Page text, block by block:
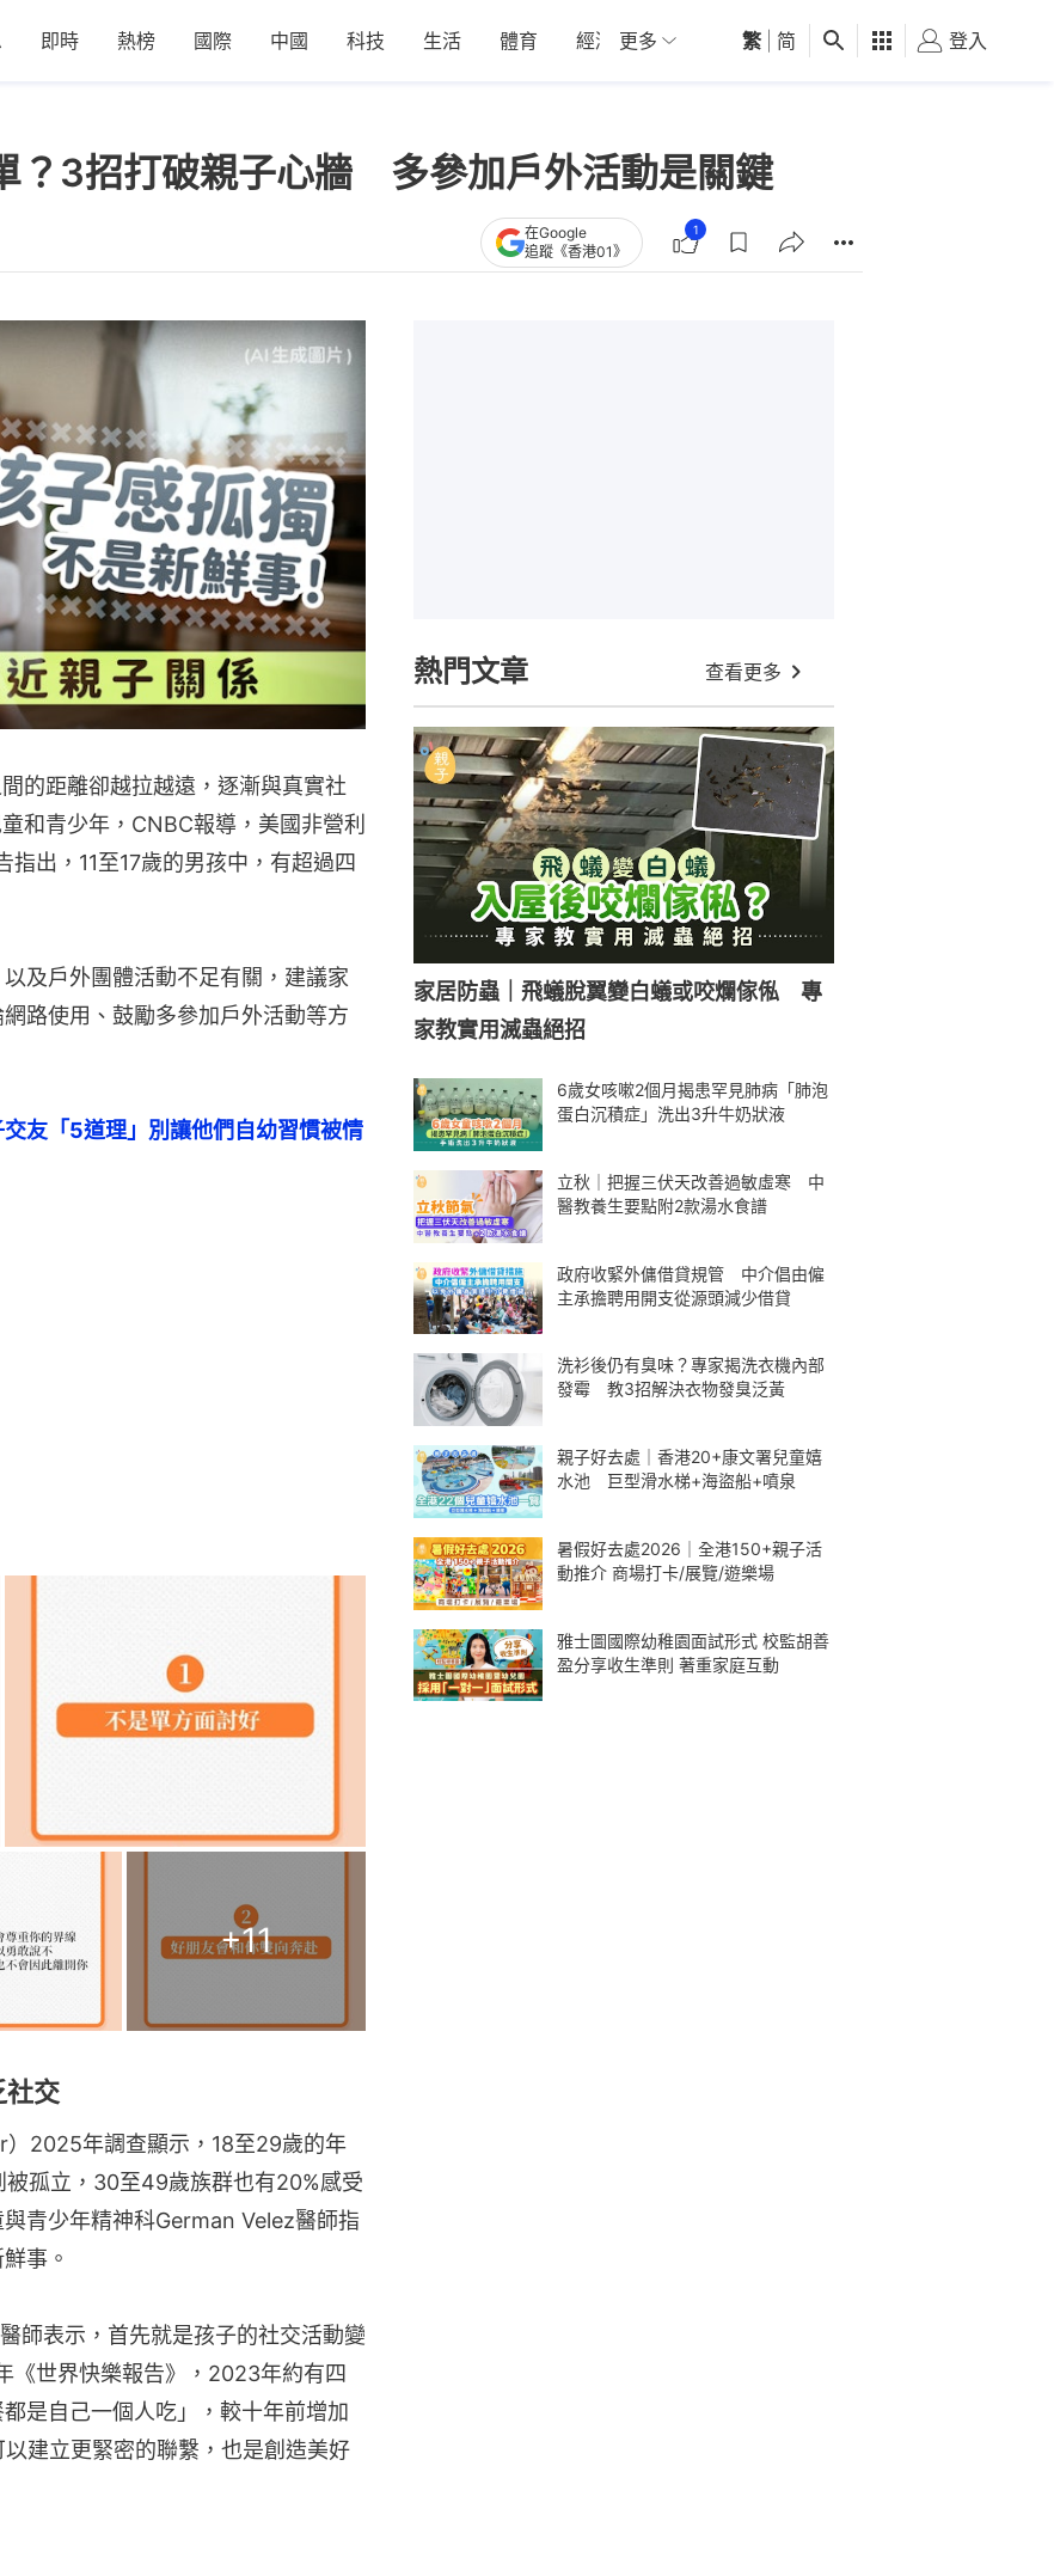
即時 熱榜 國際 中國 科技 生活 體育 經濟 01深圳 觀點 健康 好食玩飛
更多 繁 简 登入
？3招打破親子心牆 多參加戶外活動是關鍵
在Google
追蹤《香港01》
1
的距離卻越拉越遠，逐漸與真實社
和青少年，CNBC報導，美國非營利
出，11至17歲的男孩中，有超過四
及戶外團體活動不足有關，建議家
路使用、鼓勵多參加戶外活動等方
交友「5道理」別讓他們自幼習慣被情
+11
交
2025年調查顯示，18至29歲的年
孤立，30至49歲族群也有20%感受
青少年精神科German Velez醫師指
事。
師表示，首先就是孩子的社交活動變
《世界快樂報告》，2023年約有四
是自己一個人吃」，較十年前增加
建立更緊密的聯繫，也是創造美好
熱門文章 查看更多
家居防蟲｜飛蟻脫翼變白蟻或咬爛傢俬 專
家教實用滅蟲絕招
6歲女咳嗽2個月揭患罕見肺病「肺泡
蛋白沉積症」洗出3升牛奶狀液
立秋｜把握三伏天改善過敏虛寒 中
醫教養生要點附2款湯水食譜
政府收緊外傭借貸規管 中介倡由僱
主承擔聘用開支從源頭減少借貸
洗衫後仍有臭味？專家揭洗衣機內部
發霉 教3招解決衣物發臭泛黃
親子好去處｜香港20+康文署兒童嬉
水池 巨型滑水梯+海盜船+噴泉
暑假好去處2026｜全港150+親子活
動推介 商場打卡/展覽/遊樂場
雅士圖國際幼稚園面試形式 校監胡善
盈分享收生準則 著重家庭互動